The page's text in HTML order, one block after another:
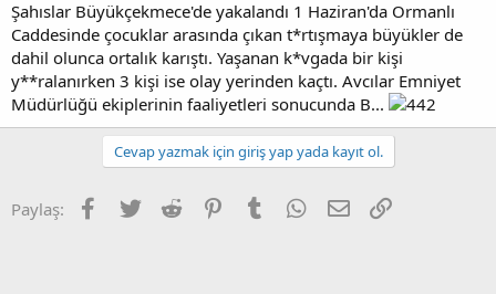
a
l
a
t
a
n
ç
a
r
i
h
i
Şahıslar Büyükçekmece'de yakalandı 1 Haziran'da Ormanlı
Caddesinde çocuklar arasında çıkan t*rtışmaya büyükler de
dahil olunca ortalık karıştı. Yaşanan k*vgada bir kişi
y**ralanırken 3 kişi ise olay yerinden kaçtı. Avcılar Emniyet
Müdürlüğü ekiplerinin faaliyetleri sonucunda B...
Cevap yazmak için giriş yap yada kayıt ol.
Paylaş: Facebook
Twitter Reddit PinterestTumblr WhatsApp
E-posta